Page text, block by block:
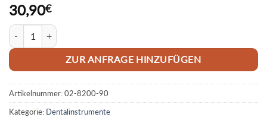
30,90€
SO Container - Papierfilter Menge
ZUR ANFRAGE HINZUFÜGEN
Artikelnummer:02-8200-90
Kategorie: Dentalinstrumente